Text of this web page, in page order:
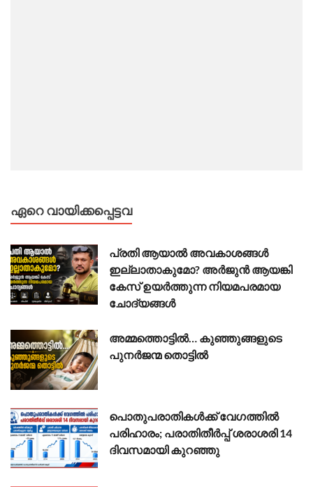
ഏറെ വായിക്കപ്പെട്ടവ
പ്രതി ആയാൽ അവകാശങ്ങൾ
ഇല്ലാതാകുമോ? അർജുൻ ആയങ്കി
കേസ് ഉയർത്തുന്ന നിയമപരമായ
ചോദ്യങ്ങൾ
അമ്മത്തൊട്ടിൽ… കുഞ്ഞുങ്ങളുടെ
പുനർജന്മ തൊട്ടിൽ
പൊതുപരാതികൾക്ക് വേഗത്തിൽ
പരിഹാരം; പരാതിതീർപ്പ് ശരാശരി 14
ദിവസമായി കുറഞ്ഞു